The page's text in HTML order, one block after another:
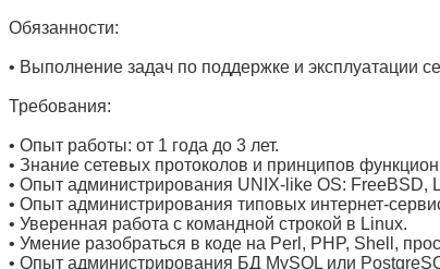
Обязанности:
• Выполнение задач по поддержке и эксплуатации
Требования:
• Опыт работы: от 1 года до 3 лет.
• Знание сетевых протоколов и принципов
• Опыт администрирования UNIX-like OS: FreeBSD,
• Опыт администрирования типовых интернет-
• Уверенная работа с командной строкой в Linux.
• Умение разобраться в коде на Perl, PHP, Shell,
• Опыт администрирования БД MySQL или